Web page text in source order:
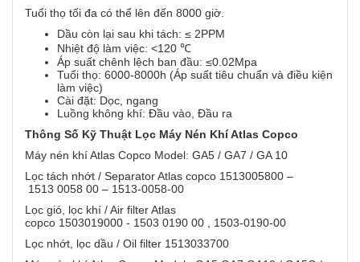
Tuổi thọ tối đa có thể lên đến 8000 giờ.
Dầu còn lại sau khi tách: ≤ 2PPM
Nhiệt độ làm việc: <120 ℃
Áp suất chênh lệch ban đầu: ≤0.02Mpa
Tuổi thọ: 6000-8000h (Áp suất tiêu chuẩn và điều kiện
làm việc)
Cài đặt: Dọc, ngang
Luồng không khí: Đầu vào, Đầu ra
Thông Số Kỹ Thuật Lọc Máy Nén Khí Atlas Copco
Máy nén khí Atlas Copco Model: GA5 / GA7 / GA 10
Lọc tách nhớt / Separator Atlas copco 1513005800 –
1513 0058 00 – 1513-0058-00
Lọc gió, lọc khí / Air filter Atlas
copco 1503019000 - 1503 0190 00 , 1503-0190-00
Lọc nhớt, lọc dầu / Oil filter 1513033700